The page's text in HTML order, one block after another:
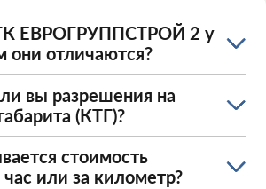
ЕВРОГРУППСТРОЙ 2 у
они отличаются?
вы разрешения на
(КТГ)?
стоимость
час или за километр?